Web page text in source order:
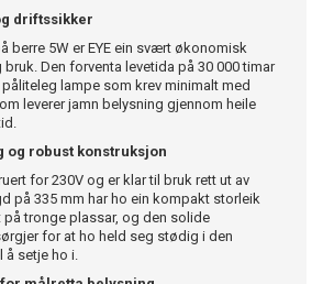
driftssikker
berre 5W er EYE ein svært økonomisk
bruk. Den forventa levetida på 30 000 timar
lampe som krev minimalt med
leverer jamn belysning gjennom heile
og robust konstruksjon
for 230V og er klar til bruk rett ut av
på 335 mm har ho ein kompakt storleik
tronge plassar, og den solide
for at ho held seg stødig i den
setje ho i.